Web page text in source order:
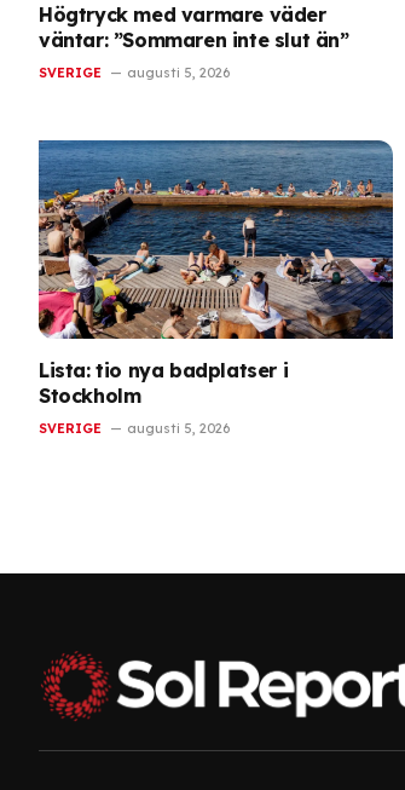
Högtryck med varmare väder
väntar: ”Sommaren inte slut än”
SVERIGE augusti 5, 2026
Lista: tio nya badplatser i
Stockholm
SVERIGE augusti 5, 2026